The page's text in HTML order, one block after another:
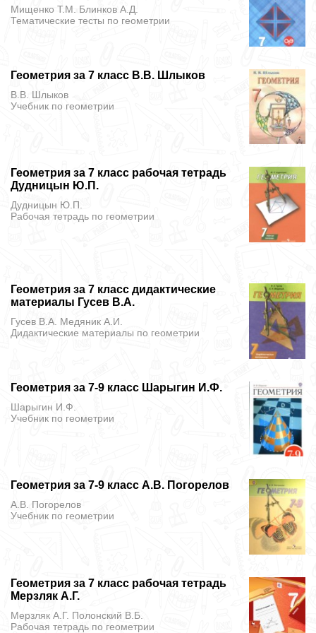
Мищенко Т.М. Блинков А.Д.
Тематические тесты по геометрии
Геометрия за 7 класс В.В. Шлыков
В.В. Шлыков
Учебник по геометрии
Геометрия за 7 класс рабочая тетрадь
Дудницын Ю.П.
Дудницын Ю.П.
Рабочая тетрадь по геометрии
Геометрия за 7 класс дидактические
материалы Гусев В.А.
Гусев В.А. Медяник А.И.
Дидактические материалы по геометрии
Геометрия за 7-9 класс Шарыгин И.Ф.
Шарыгин И.Ф.
Учебник по геометрии
Геометрия за 7-9 класс А.В. Погорелов
А.В. Погорелов
Учебник по геометрии
Геометрия за 7 класс рабочая тетрадь
Мерзляк А.Г.
Мерзляк А.Г. Полонский В.Б.
Рабочая тетрадь по геометрии